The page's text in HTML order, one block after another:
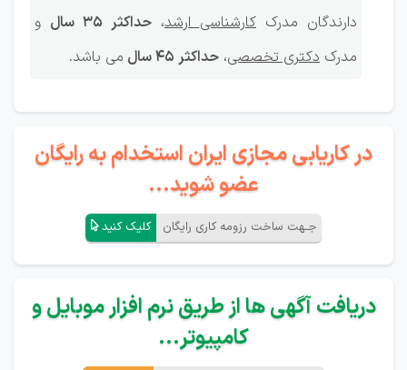
دارندگان مدرک کارشناسی ارشد، حداکثر 35 سال
و
مدرک دکتری تخصصی، حداکثر 45 سال می باشد.
در کاریابی مجازی ایران استخدام به رایگان
عضو شوید...
جـهت ساخت رزومه کاری رایگان کلیک کنید
دریافت آگهی ها از طریق نرم افزار موبایل و
کامپیوتر...